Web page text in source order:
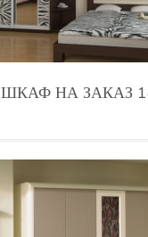
ШКАФ НА ЗАКАЗ